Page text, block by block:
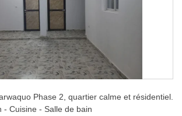
Phase 2, quartier calme et résidentiel.
- Cuisine - Salle de bain